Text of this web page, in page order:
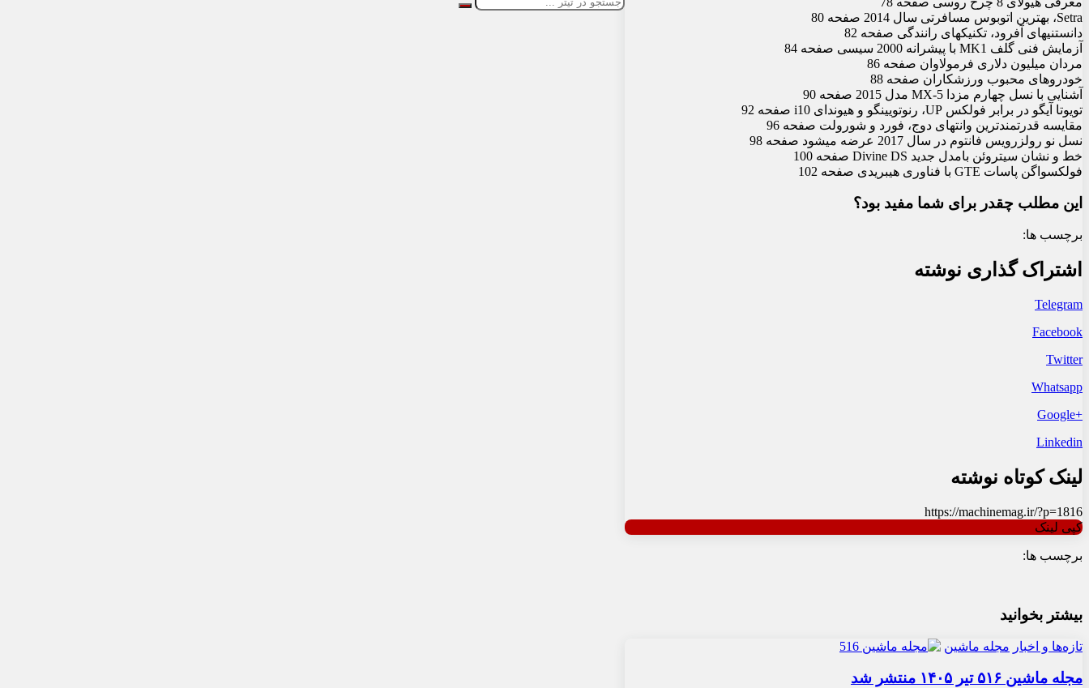
Setra، بهترین اتوبوس مسافرتی سال 2014 صفحه 80
دانستنی‏های آفرود، تکنیک‏های رانندگی صفحه 82
آزمایش فنی گلف MK1 با پیشرانه 2000 سی‏سی صفحه 84
مردان میلیون دلاری فرمولاوان صفحه 86
خودروهای محبوب ورزشکاران صفحه 88
آشنایی با نسل چهارم مزدا MX-5 مدل 2015 صفحه 90
تویوتا آیگو در برابر فولکس UP، رنوتویینگو و هیوندای i10 صفحه 92
مقایسه قدرتمندترین وانت‏های دوج، فورد و شورولت صفحه 96
نسل نو رولزرویس فانتوم در سال 2017 عرضه می‏شود صفحه 98
خط و نشان سیتروئن بامدل جدید Divine DS صفحه 100
فولکس‏واگن پاسات GTE با فناوری هیبریدی صفحه 102
این مطلب چقدر برای شما مفید بود؟
برچسب ها:
اشتراک گذاری نوشته
Telegram
Facebook
Twitter
Whatsapp
+Google
Linkedin
لینک کوتاه نوشته
https://machinemag.ir/?p=1816
کپی لینک
برچسب ها:
بیشتر بخوانید
تازه‌ها و اخبار مجله ماشین
مجله ماشین ۵۱۶ تیر ۱۴۰۵ منتشر شد